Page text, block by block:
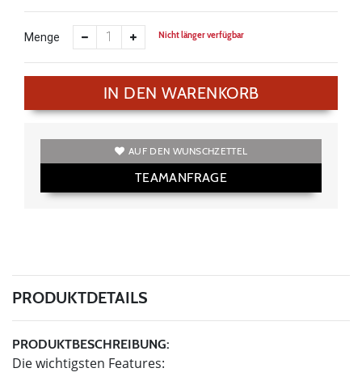
Menge Nicht länger verfügbar
IN DEN WARENKORB
AUF DEN WUNSCHZETTEL
TEAMANFRAGE
PRODUKTDETAILS
PRODUKTBESCHREIBUNG:
Die wichtigsten Features: